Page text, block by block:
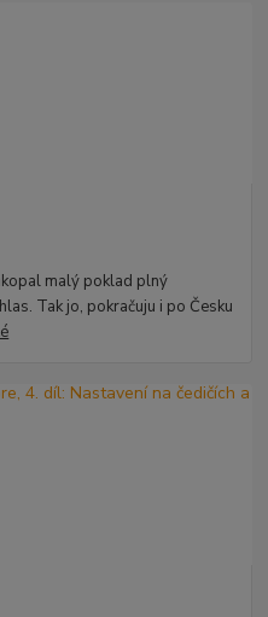
malý poklad plný
Tak jo, pokračuju i po Česku